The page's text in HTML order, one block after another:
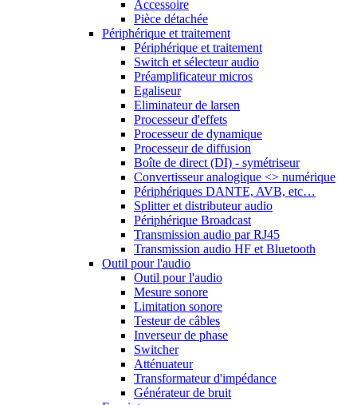
Accessoire
Pièce détachée
Périphérique et traitement
Périphérique et traitement
Switch et sélecteur audio
Préamplificateur micros
Egaliseur
Eliminateur de larsen
Processeur d'effets
Processeur de dynamique
Processeur de diffusion
Boîte de direct (DI) - symétriseur
Convertisseur analogique <> numérique
Périphériques DANTE, AVB, etc…
Splitter et distributeur audio
Périphérique Broadcast
Transmission audio par RJ45
Transmission audio HF et Bluetooth
Outil pour l'audio
Outil pour l'audio
Mesure sonore
Limitation sonore
Testeur de câbles
Inverseur de phase
Switcher
Atténuateur
Transformateur d'impédance
Générateur de bruit